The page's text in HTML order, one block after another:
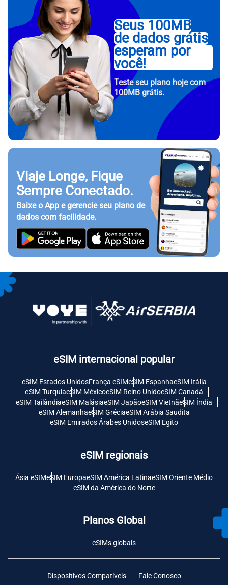
Seus 100MB
de dados grátis
esperam por
você!
Teste seu plano hoje com
100MB grátis.
Viaje Longe, Fique
Sempre Conectado.
Baixe o App e gerencie seu plano de
dados com facilidade.
eSIM internacional popular
eSIM Estados UnidosFrança eSIMeSIM EspanhaeSIM Itália
eSIM TurquiaeSIM MéxicoeSIM Reino UnidoeSIM Canadá
eSIM TailândiaeSIM MalásiaeSIM JapãoeSIM VietnãeSIM Índia
eSIM AlemanhaeSIM GréciaeSIM Arábia Saudita
eSIM Emirados Árabes UnidoseSIM Egito
eSIM regionais
Ásia eSIMeSIM EuropaeSIM América LatinaeSIM Oriente Médio
eSIM da América do Norte
Planos Global
eSIMs globais
Dispositivos Compatíveis Fale Conosco